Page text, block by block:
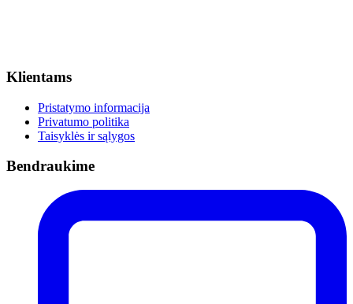
Klientams
Pristatymo informacija
Privatumo politika
Taisyklės ir sąlygos
Bendraukime